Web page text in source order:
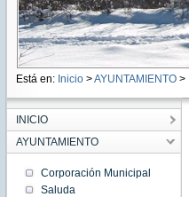
Está en: Inicio >AYUNTAMIENTO>
INICIO
AYUNTAMIENTO
Corporación Municipal
Saluda